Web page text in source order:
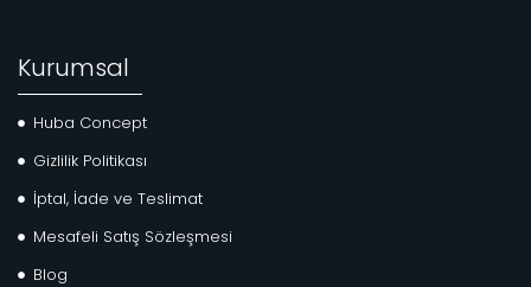
Kurumsal
Huba Concept
Gizlilik Politikası
İptal, İade ve Teslimat
Mesafeli Satış Sözleşmesi
Blog